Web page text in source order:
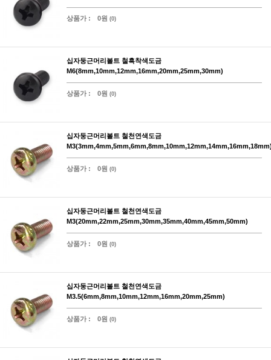
상품가 : 0원 (0)
십자둥근머리볼트 철흑착색도금
M6(8mm,10mm,12mm,16mm,20mm,25mm,30mm)
상품가 : 0원 (0)
십자둥근머리볼트 철천연색도금
상품가 : 0원 (0)
십자둥근머리볼트 철천연색도금
M3(20mm,22mm,25mm,30mm,35mm,40mm,45mm,50mm)
상품가 : 0원 (0)
십자둥근머리볼트 철천연색도금
M3.5(6mm,8mm,10mm,12mm,16mm,20mm,25mm)
상품가 : 0원 (0)